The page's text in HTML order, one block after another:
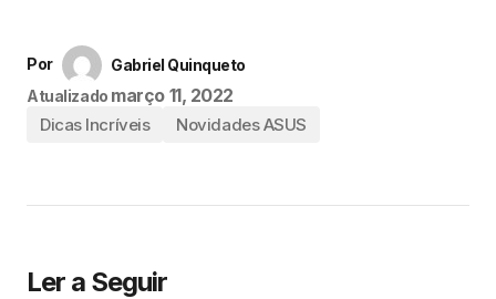
Por
Gabriel Quinqueto
Atualizado março 11, 2022
Dicas Incríveis Novidades ASUS
Ler a Seguir